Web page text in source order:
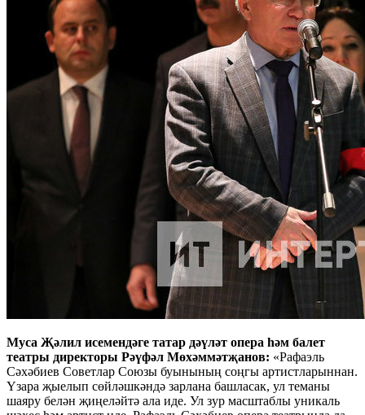
Муса Җәлил исемендәге татар дәүләт опера һәм балет
театры директоры Рәүфәл Мөхәммәтҗанов: «Рафаэль
Сәхәбиев Советлар Союзы буынының соңгы артистларыннан.
Үзара җыелып сөйләшкәндә зарлана башласак, ул теманы
шаяру белән җиңеләйтә ала иде. Ул зур масштаблы уникаль